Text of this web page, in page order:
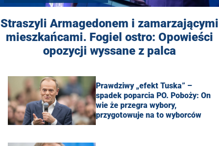
Straszyli Armagedonem i zamarzającymi
mieszkańcami. Fogiel ostro: Opowieści
opozycji wyssane z palca
Prawdziwy „efekt Tuska” –
spadek poparcia PO. Poboży: On
wie że przegra wybory,
przygotowuje na to wyborców